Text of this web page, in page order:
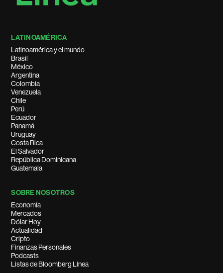
LATINOAMÉRICA
Latinoamérica y el mundo
Brasil
México
Argentina
Colombia
Venezuela
Chile
Perú
Ecuador
Panamá
Uruguay
Costa Rica
El Salvador
República Dominicana
Guatemala
SOBRE NOSOTROS
Economía
Mercados
Dólar Hoy
Actualidad
Cripto
Finanzas Personales
Podcasts
Listas de Bloomberg Línea